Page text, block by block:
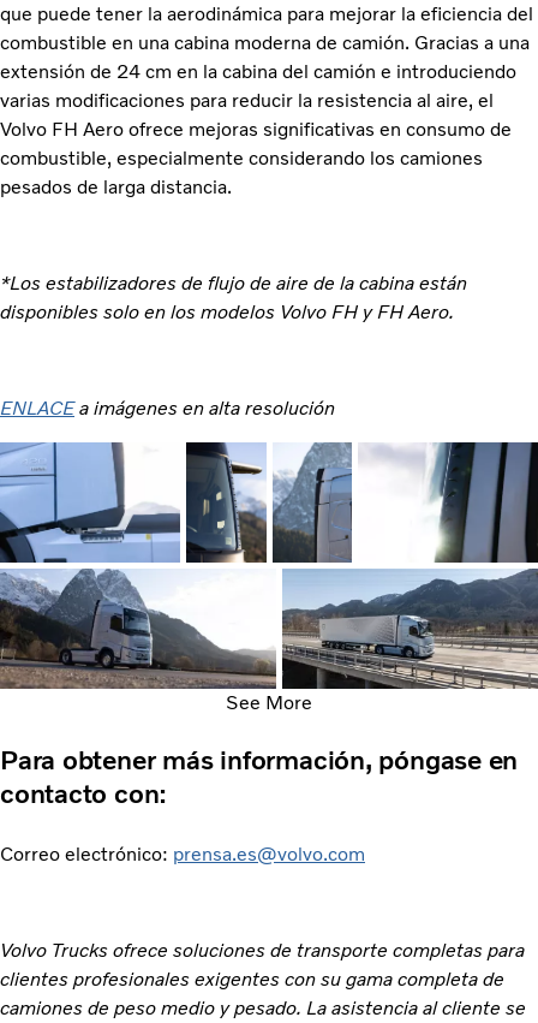
que puede tener la aerodinámica para mejorar la eficiencia del
combustible en una cabina moderna de camión. Gracias a una
extensión de 24 cm en la cabina del camión e introduciendo
varias modificaciones para reducir la resistencia al aire, el
Volvo FH Aero ofrece mejoras significativas en consumo de
combustible, especialmente considerando los camiones
pesados de larga distancia.
*Los estabilizadores de flujo de aire de la cabina están
disponibles solo en los modelos Volvo FH y FH Aero.
ENLACEa imágenes en alta resolución
See More
Para obtener más información, póngase en
contacto con:
Correo electrónico: prensa.es@volvo.com
Volvo Trucks ofrece soluciones de transporte completas para
clientes profesionales exigentes con su gama completa de
camiones de peso medio y pesado. La asistencia al cliente se